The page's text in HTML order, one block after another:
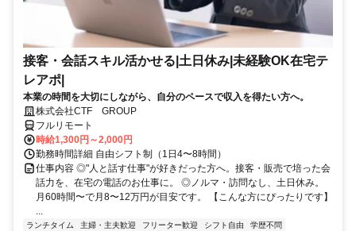
接客・会話スキル活かせる|土日休み|未経験OK在宅テ
レアポ|
本業の時間を大切にしながら、自分のペースで収入を得たい方へ。
株式会社CTF GROUP
フルリモート
時給1,300円～2,000円
勤務時間詳細 自由シフト制（1日4〜8時間）
仕事内容 ◎"人と話す仕事"が好きだった方へ。接客・販売で培った会
話力を、在宅の電話のお仕事に。 ◎ノルマ・訪問なし、土日休み。
月60時間〜で月8〜12万円が目安です。 【こんな方にぴったりです】
...
ランチタイム 主婦・主夫歓迎 フリーター歓迎 シフト自由
学歴不問